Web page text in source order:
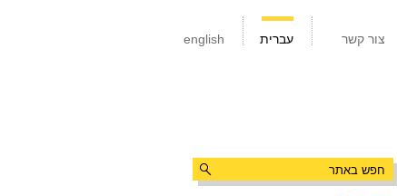
english עברית צור קשר